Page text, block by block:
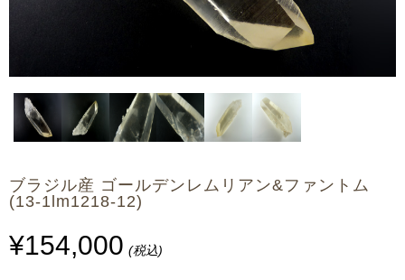
ブラジル産 ゴールデンレムリアン&ファントム
(13-1lm1218-12)
¥154,000 (税込)